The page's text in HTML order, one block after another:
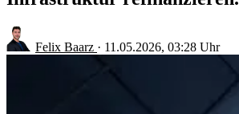
Felix Baarz · 11.05.2026, 03:28 Uhr